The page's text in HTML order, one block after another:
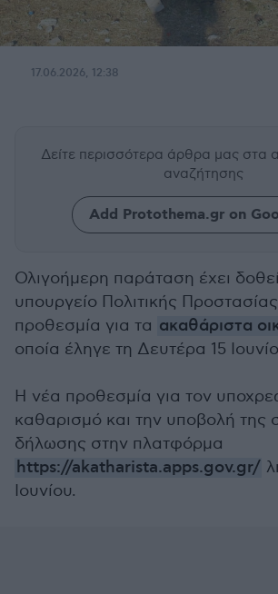
17.06.2026, 12:38
Δείτε περισσότερα άρθρα μας στα
αναζήτησης
Add Protothema.gr on
Ολιγοήμερη παράταση έχει
υπουργείο Πολιτικής
προθεσμία για τα ακαθάριστα
οποία έληγε τη Δευτέρα 15
Η νέα προθεσμία για τον
καθαρισμό και την υποβολή της
δήλωσης στην πλατφόρμα
https://akatharista.apps.gov.gr/
Ιουνίου.